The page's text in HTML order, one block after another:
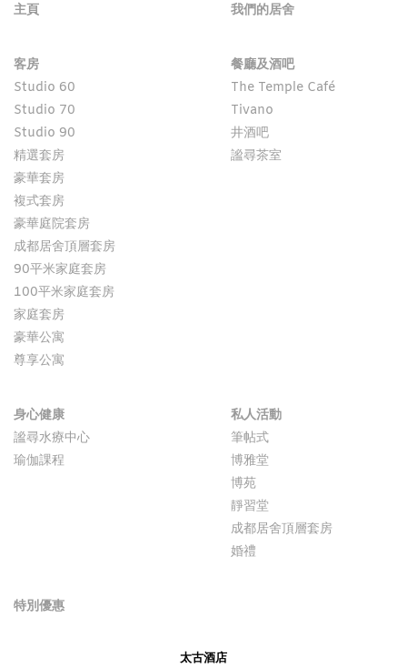
主頁 我們的居舍
客房
Studio 60
Studio 70
Studio 90
精選套房
豪華套房
複式套房
豪華庭院套房
成都居舍頂層套房
90平米家庭套房
100平米家庭套房
家庭套房
豪華公寓
尊享公寓
餐廳及酒吧
The Temple Café
Tivano
井酒吧
謐尋茶室
身心健康
謐尋水療中心
瑜伽課程
私人活動
筆帖式
博雅堂
博苑
靜習堂
成都居舍頂層套房
婚禮
特別優惠
太古酒店